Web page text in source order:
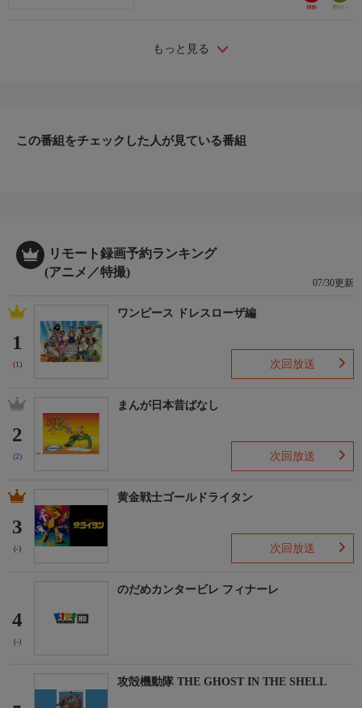
もっと見る
この番組をチェックした人が見ている番組
リモート録画予約ランキング
(アニメ／特撮)
07/30更新
1
(1)
ワンピース ドレスローザ編
次回放送
2
(2)
まんが日本昔ばなし
次回放送
3
(-)
黄金戦士ゴールドライタン
次回放送
4
(-)
のだめカンタービレ フィナーレ
攻殻機動隊 THE GHOST IN THE SHELL